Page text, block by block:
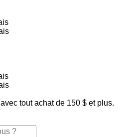
avec tout achat de 150 $ et plus.